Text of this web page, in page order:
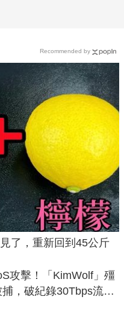
了，重新回到45公斤
攻擊！「KimWolf」殭
，破紀錄30Tbps流量
Recommended by